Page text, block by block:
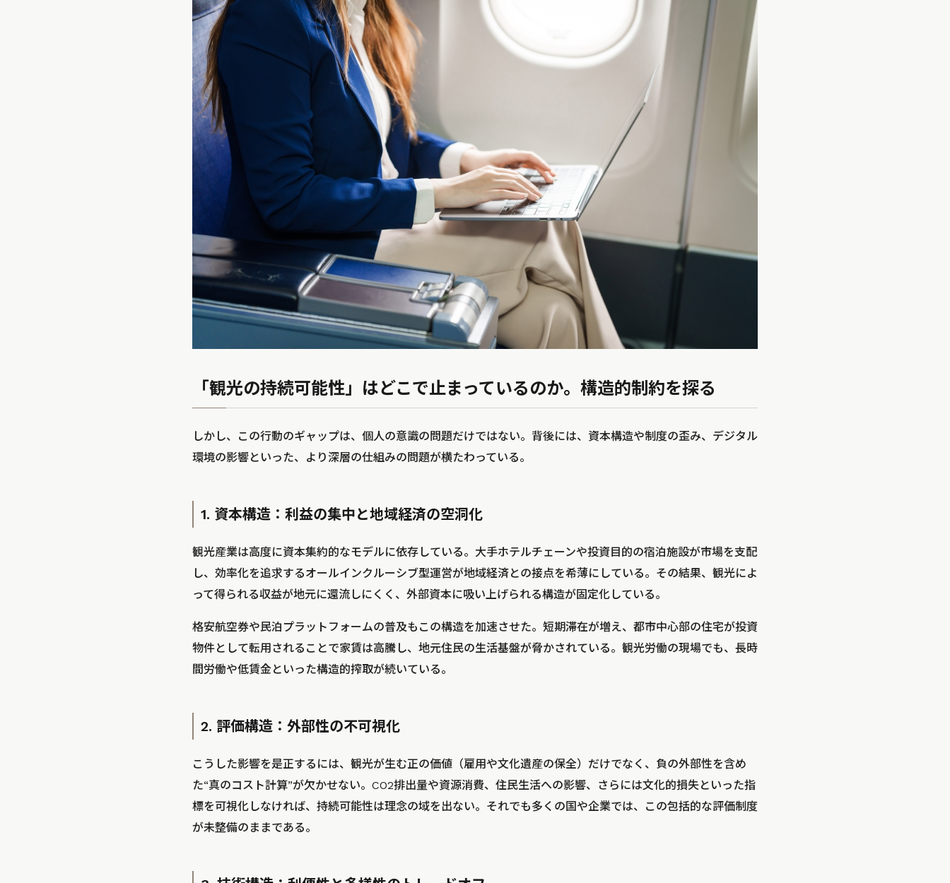
「観光の持続可能性」はどこで止まっているのか。構造的制約を探る
しかし、この行動のギャップは、個人の意識の問題だけではない。背後には、資本構造や制度の歪み、デジタル
環境の影響といった、より深層の仕組みの問題が横たわっている。
1. 資本構造：利益の集中と地域経済の空洞化
観光産業は高度に資本集約的なモデルに依存している。大手ホテルチェーンや投資目的の宿泊施設が市場を支配
し、効率化を追求するオールインクルーシブ型運営が地域経済との接点を希薄にしている。その結果、観光によ
って得られる収益が地元に還流しにくく、外部資本に吸い上げられる構造が固定化している。
格安航空券や民泊プラットフォームの普及もこの構造を加速させた。短期滞在が増え、都市中心部の住宅が投資
物件として転用されることで家賃は高騰し、地元住民の生活基盤が脅かされている。観光労働の現場でも、長時
間労働や低賃金といった構造的搾取が続いている。
2. 評価構造：外部性の不可視化
こうした影響を是正するには、観光が生む正の価値（雇用や文化遺産の保全）だけでなく、負の外部性を含め
た“真のコスト計算”が欠かせない。CO2排出量や資源消費、住民生活への影響、さらには文化的損失といった指
標を可視化しなければ、持続可能性は理念の域を出ない。それでも多くの国や企業では、この包括的な評価制度
が未整備のままである。